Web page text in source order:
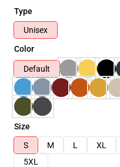
Type
Unisex
Color
Default
Size
S
M L XL
5XL